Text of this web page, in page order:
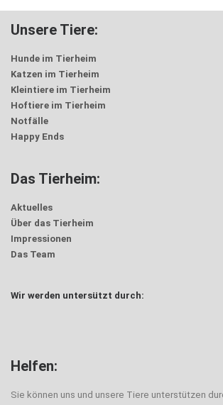
Unsere Tiere:
Hunde im Tierheim
Katzen im Tierheim
Kleintiere im Tierheim
Hoftiere im Tierheim
Notfälle
Happy Ends
Das Tierheim:
Aktuelles
Über das Tierheim
Impressionen
Das Team
Wir werden untersützt durch:
Helfen:
Sie können uns und unsere Tiere unterstützen